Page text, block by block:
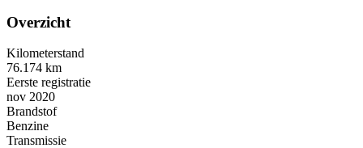
Overzicht
Kilometerstand
76.174 km
Eerste registratie
nov 2020
Brandstof
Benzine
Transmissie